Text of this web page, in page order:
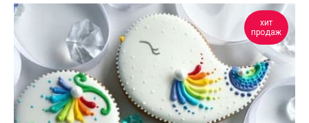
хит
продаж